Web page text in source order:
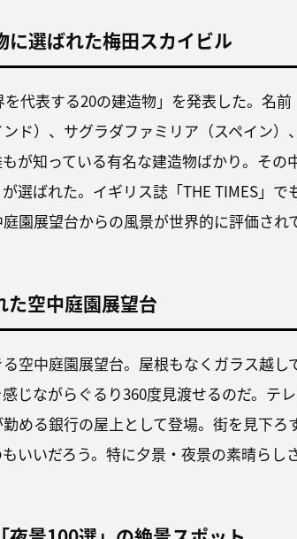
に選ばれた梅田スカイビル
代表する20の建造物」を発表した。名前
ド）、サグラダファミリア（スペイン）、
が知っている有名な建造物ばかり。その
選ばれた。イギリス誌「THE TIMES」で
園展望台からの風景が世界的に評価され
た空中庭園展望台
空中庭園展望台。屋根もなくガラス越し
じながらぐるり360度見渡せるのだ。テレ
める銀行の屋上として登場。街を見下ろ
いいだろう。特に夕景・夜景の素晴らし